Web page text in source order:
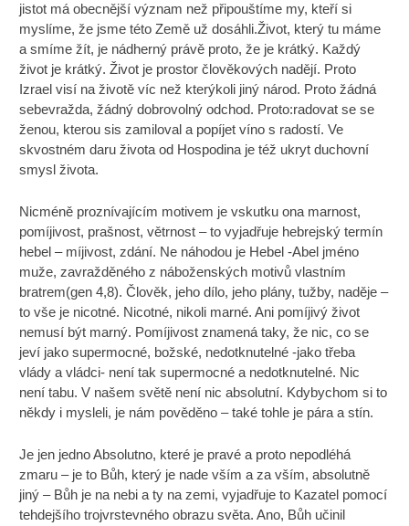
jistot má obecnější význam než připouštíme my, kteří si
myslíme, že jsme této Země už dosáhli.Život, který tu máme
a smíme žít, je nádherný právě proto, že je krátký. Každý
život je krátký. Život je prostor člověkových nadějí. Proto
Izrael visí na životě víc než kterýkoli jiný národ. Proto žádná
sebevražda, žádný dobrovolný odchod. Proto:radovat se se
ženou, kterou sis zamiloval a popíjet víno s radostí. Ve
skvostném daru života od Hospodina je též ukryt duchovní
smysl života.
Nicméně proznívajícím motivem je vskutku ona marnost,
pomíjivost, prašnost, větrnost – to vyjadřuje hebrejský termín
hebel – míjivost, zdání. Ne náhodou je Hebel -Abel jméno
muže, zavražděného z náboženských motivů vlastním
bratrem(gen 4,8). Člověk, jeho dílo, jeho plány, tužby, naděje –
to vše je nicotné. Nicotné, nikoli marné. Ani pomíjivý život
nemusí být marný. Pomíjivost znamená taky, že nic, co se
jeví jako supermocné, božské, nedotknutelné -jako třeba
vlády a vládci- není tak supermocné a nedotknutelné. Nic
není tabu. V našem světě není nic absolutní. Kdybychom si to
někdy i mysleli, je nám pověděno – také tohle je pára a stín.
Je jen jedno Absolutno, které je pravé a proto nepodléhá
zmaru – je to Bůh, který je nade vším a za vším, absolutně
jiný – Bůh je na nebi a ty na zemi, vyjadřuje to Kazatel pomocí
tehdejšího trojvrstevného obrazu světa. Ano, Bůh učinil